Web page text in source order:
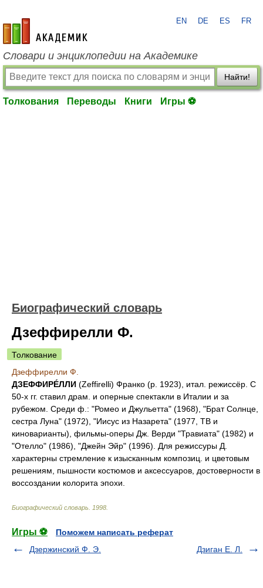
academic.ru
EN DE ES FR
Словари и энциклопедии на Академике
Найти!
Толкования Переводы Книги Игры ⚽
Биографический словарь
Дзеффирелли Ф.
Толкование
Дзеффирелли Ф.
ДЗЕФФИРÉЛЛИ (Zeffirelli) Франко (р. 1923), итал. режиссёр. С
50-х гг. ставил драм. и оперные спектакли в Италии и за
рубежом. Среди ф.: "Ромео и Джульетта" (1968), "Брат Солнце,
сестра Луна" (1972), "Иисус из Назарета" (1977, ТВ и
киноварианты), фильмы-оперы Дж. Верди "Травиата" (1982) и
"Отелло" (1986), "Джейн Эйр" (1996). Для режиссуры Д.
характерны стремление к изысканным композиц. и цветовым
решениям, пышности костюмов и аксессуаров, достоверности в
воссоздании колорита эпохи.
Биографический словарь 1998
Игры ⚽
Поможем написать реферат
Дзержинский Ф. Э.
Дзиган Е. Л.